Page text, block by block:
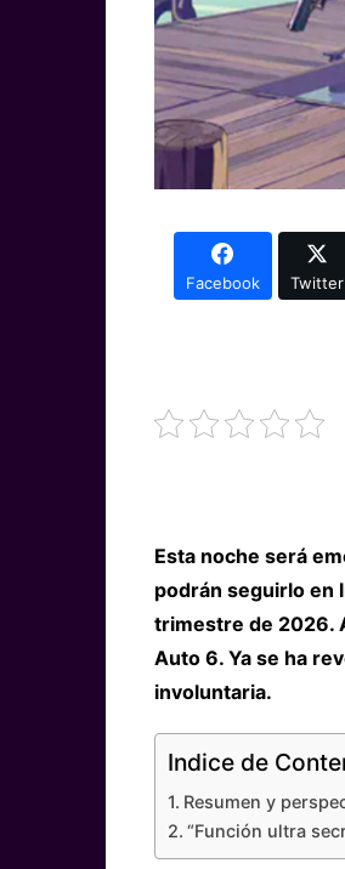
Facebook Twitter
Esta noche será
podrán seguirlo en
trimestre de 2026.
Auto 6. Ya se ha
involuntaria.
Indice de
Resumen y
“Función ultra